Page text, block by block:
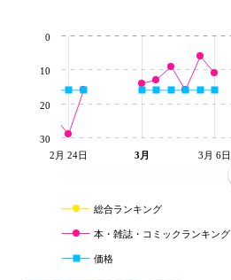
2月 24日 3月 3月 6日
0
10
20
30
総合ランキング
本・雑誌・コミックランキング
価格